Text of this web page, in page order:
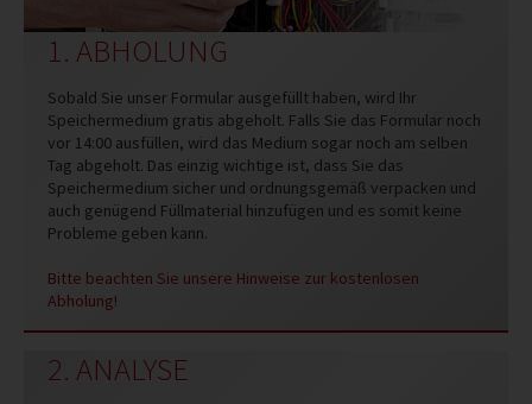
1. ABHOLUNG
Sobald Sie unser Formular ausgefüllt haben, wird Ihr
Speichermedium gratis abgeholt. Falls Sie das Formular noch
vor 14:00 ausfüllen, wird das Medium sogar noch am selben
Tag abgeholt. Das einzig wichtige ist, dass Sie das
Speichermedium sicher und ordnungsgemäß verpacken und
auch genügend Füllmaterial hinzufügen und es somit keine
Probleme geben kann.
Bitte beachten Sie unsere Hinweise zur kostenlosen
Abholung!
2. ANALYSE